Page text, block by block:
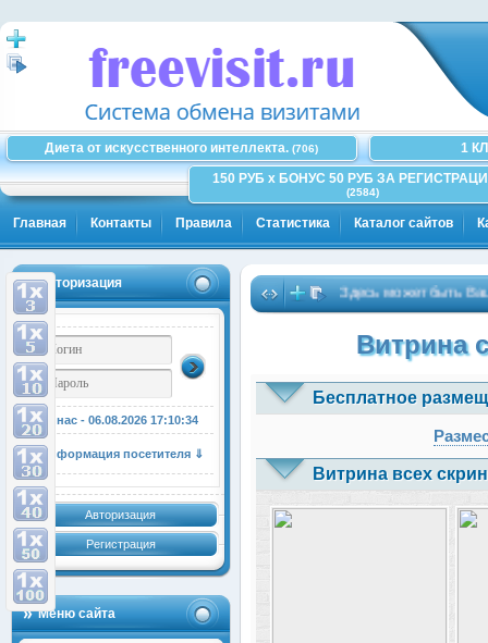
Диета от искусственного интеллекта. (706)
1
150 РУБ x БОНУС 50 РУБ ЗА
(2584)
Главная Контакты Правила Статистика Каталог сайтов
Авторизация
У нас - 06.08.2026 17:10:35
Информация посетителя ⇓
Авторизация
Регистрация
Меню сайта
Здесь может быть Ваша
Витрина
Бесплатное
Витрина всех